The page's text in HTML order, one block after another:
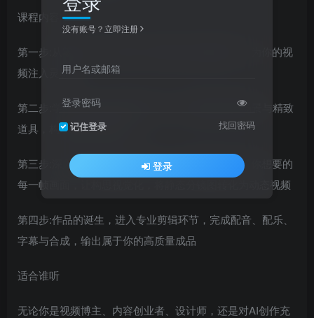
课程内容
第一步:从零开始，利用AI工具高效生成创意脚本，为你的视
频注入灵魂
第二步:学习如何设计独特的人物、充满故事感的场景与精致
道具，构建你的专属世界
第三步:深入掌握分镜提示词技巧，精准控制AI生成你想要的
每一帧画面，让构思视觉化，将静态分镜图转化为动态视频
第四步:作品的诞生，进入专业剪辑环节，完成配音、配乐、
字幕与合成，输出属于你的高质量成品
适合谁听
无论你是视频博主、内容创业者、设计师，还是对AI创作充
没有账号？立即注册
用户名或邮箱
登录密码
记住登录 找回密码
登录